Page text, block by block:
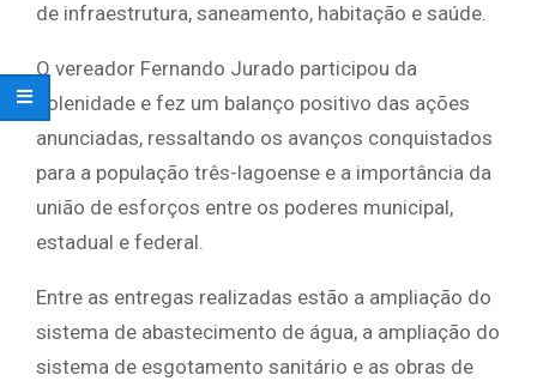
de infraestrutura, saneamento, habitação e saúde.
O vereador Fernando Jurado participou da
solenidade e fez um balanço positivo das ações
anunciadas, ressaltando os avanços conquistados
para a população três-lagoense e a importância da
união de esforços entre os poderes municipal,
estadual e federal.
Entre as entregas realizadas estão a ampliação do
sistema de abastecimento de água, a ampliação do
sistema de esgotamento sanitário e as obras de